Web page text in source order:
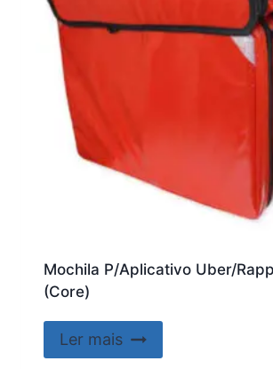
Mochila P/Aplicativo Uber/
(Core)
Ler mais